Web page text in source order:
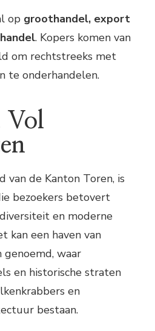
op groothandel, export
. Kopers komen van
om rechtstreeks met
te onderhandelen.
Vol
van de Kanton Toren, is
bezoekers betovert
en moderne
kan een haven van
waar
en historische straten
en
bestaan.